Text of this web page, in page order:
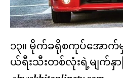
၁၃။ မိုက်ခရိုစကုပ်အောက်
ယ်ရီးသီးတစ်လုံးရဲ့မျက်နှာ